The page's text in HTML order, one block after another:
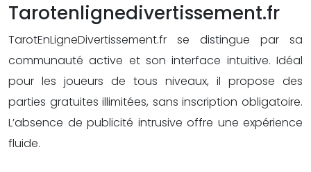
Tarotenlignedivertissement.fr
TarotEnLigneDivertissement.fr se distingue par sa
communauté active et son interface intuitive. Idéal
pour les joueurs de tous niveaux, il propose des
parties gratuites illimitées, sans inscription obligatoire.
L’absence de publicité intrusive offre une expérience
fluide.